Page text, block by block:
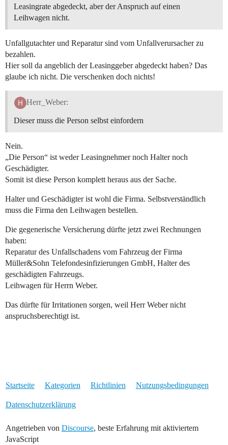
Leasingrate abgedeckt, aber der Anspruch auf einen
Leihwagen nicht.
Unfallgutachter und Reparatur sind vom Unfallverursacher zu
bezahlen.
Hier soll da angeblich der Leasinggeber abgedeckt haben? Das
glaube ich nicht. Die verschenken doch nichts!
Herr_Weber:
Dieser muss die Person selbst einfordern
Nein.
„Die Person“ ist weder Leasingnehmer noch Halter noch
Geschädigter.
Somit ist diese Person komplett heraus aus der Sache.
Halter und Geschädigter ist wohl die Firma. Selbstverständlich
muss die Firma den Leihwagen bestellen.
Die gegenerische Versicherung dürfte jetzt zwei Rechnungen
haben:
Reparatur des Unfallschadens vom Fahrzeug der Firma
Müller&Sohn Telefondesinfizierungen GmbH, Halter des
geschädigten Fahrzeugs.
Leihwagen für Herrn Weber.
Das dürfte für Irritationen sorgen, weil Herr Weber nicht
anspruchsberechtigt ist.
Startseite Kategorien Richtlinien Nutzungsbedingungen
Datenschutzerklärung
Angetrieben von Discourse, beste Erfahrung mit aktiviertem
JavaScript